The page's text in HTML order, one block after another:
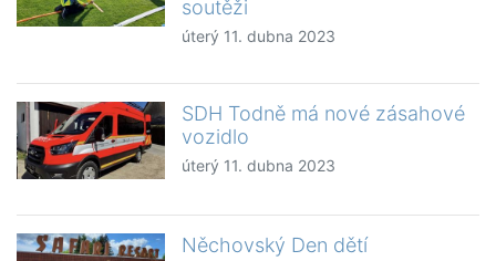
soutěži
úterý 11. dubna 2023
SDH Todně má nové zásahové
vozidlo
úterý 11. dubna 2023
Něchovský Den dětí